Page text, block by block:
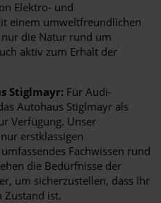
Elektro- und
einem umweltfreundlichen
die Natur rund um
aktiv zum Erhalt der
Stiglmayr: Für Audi-
Autohaus Stiglmayr als
Verfügung. Unser
erstklassigen
Fachwissen rund
die Bedürfnisse der
um sicherzustellen, dass Ihr
Zustand ist.